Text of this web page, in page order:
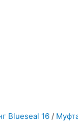
Blueseal 16 /